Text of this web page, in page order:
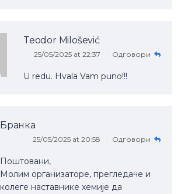
Teodor Milošević
25/05/2025 at 22:37 Одговори
U redu. Hvala Vam puno!!!
Бранка
25/05/2025 at 20:58 Одговори
Поштовани,
Молим организаторе, прегледаче и
колеге наставнике хемије да